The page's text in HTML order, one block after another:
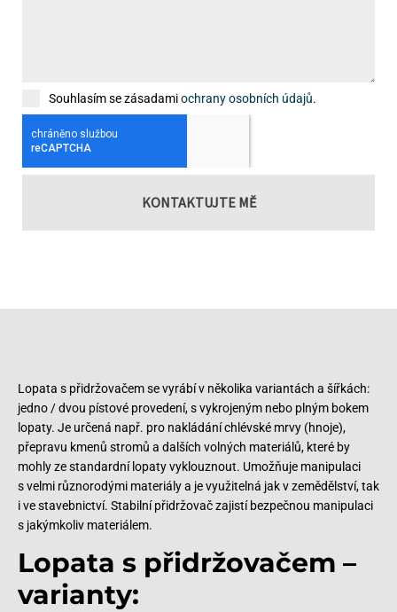
Souhlasím se zásadamiochrany osobních údajů.
KONTAKTUJTE MĚ
Lopata s přidržovačem se vyrábí v několika variantách a šířkách:
jedno / dvou pístové provedení, s vykrojeným nebo plným bokem
lopaty. Je určená např. pro nakládání chlévské mrvy (hnoje),
přepravu kmenů stromů a dalších volných materiálů, které by
mohly ze standardní lopaty vyklouznout. Umožňuje manipulaci
s velmi různorodými materiály a je využitelná jak v zemědělství, tak
i ve stavebnictví. Stabilní přidržovač zajistí bezpečnou manipulaci
s jakýmkoliv materiálem.
Lopata s přidržovačem –
varianty: